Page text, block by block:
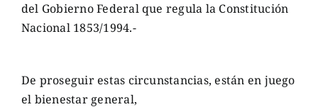
del Gobierno Federal que regula la Constitución
Nacional 1853/1994.-
De proseguir estas circunstancias, están en juego
el bienestar general,